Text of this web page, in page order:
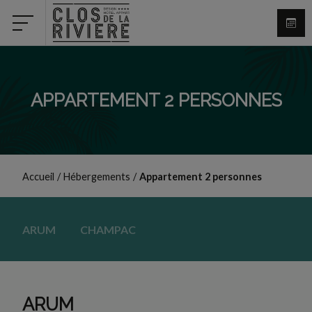
APPARTEMENT 2 PERSONNES
Accueil / Hébergements / Appartement 2 personnes
ARUM CHAMPAC
ARUM